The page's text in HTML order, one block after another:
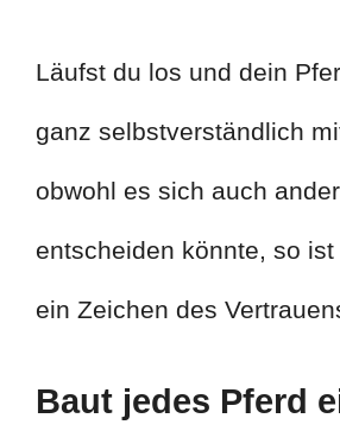
Läufst du los und dein
ganz selbstverständlich
obwohl es sich auch
entscheiden könnte, so
ein Zeichen des
Baut jedes Pferd